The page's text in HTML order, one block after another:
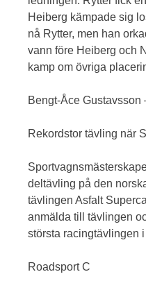
Heiberg kämpade sig
nå Rytter, men han
vann före Heiberg och
kamp om övriga
Bengt-Åce Gustavsson
Rekordstor tävling när
deltävling på den
tävlingen Asfalt
anmälda till tävlingen
största racingtävlingen
Roadsport C